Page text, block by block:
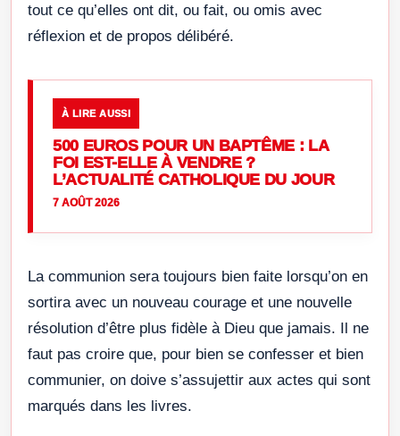
tout ce qu’elles ont dit, ou fait, ou omis avec
réflexion et de propos délibéré.
À LIRE AUSSI
500 EUROS POUR UN BAPTÊME : LA
FOI EST-ELLE À VENDRE ?
L’ACTUALITÉ CATHOLIQUE DU JOUR
7 AOÛT 2026
La communion sera toujours bien faite lorsqu’on en
sortira avec un nouveau courage et une nouvelle
résolution d’être plus fidèle à Dieu que jamais. Il ne
faut pas croire que, pour bien se confesser et bien
communier, on doive s’assujettir aux actes qui sont
marqués dans les livres.